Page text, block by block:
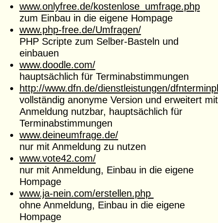
www.onlyfree.de/kostenlose_umfrage.php
zum Einbau in die eigene Hompage
www.php-free.de/Umfragen/
PHP Scripte zum Selber-Basteln und
einbauen
www.doodle.com/
hauptsächlich für Terminabstimmungen
http://www.dfn.de/dienstleistungen/
vollständig anonyme Version und erweitert mit
Anmeldung nutzbar, hauptsächlich für
Terminabstimmungen
www.deineumfrage.de/
nur mit Anmeldung zu nutzen
www.vote42.com/
nur mit Anmeldung, Einbau in die eigene
Hompage
www.ja-nein.com/erstellen.php
ohne Anmeldung, Einbau in die eigene
Hompage